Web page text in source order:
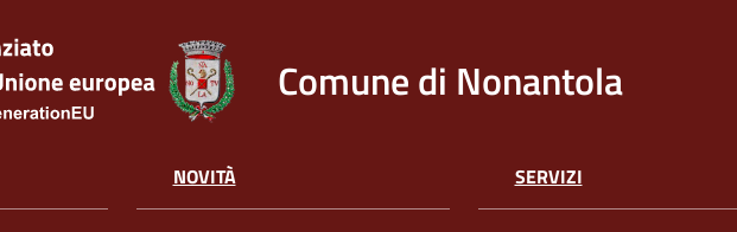
Comune di Nonantola
NOVITÀ SERVIZI